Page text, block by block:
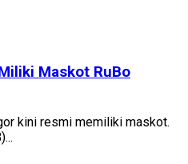
Maskot RuBo
kini resmi memiliki maskot.